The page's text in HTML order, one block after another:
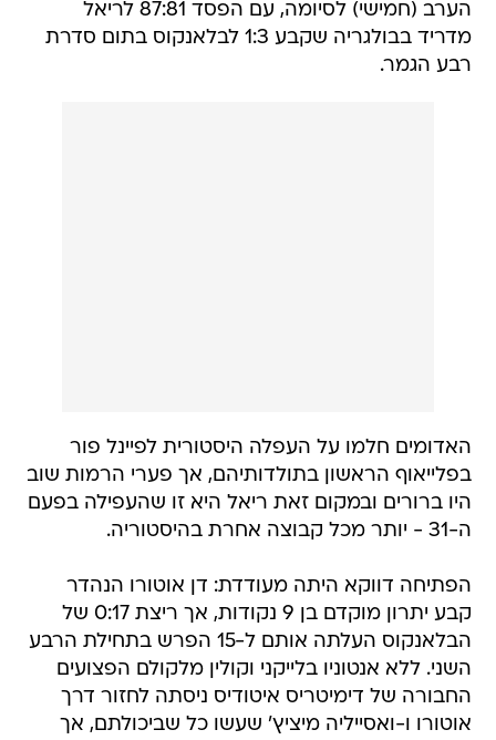
הערב (חמישי) לסיומה, עם הפסד 87:81 לריאל
מדריד בבולגריה שקבע 1:3 לבלאנקוס בתום סדרת
רבע הגמר.
האדומים חלמו על העפלה היסטורית לפיינל פור
בפלייאוף הראשון בתולדותיהם, אך פערי הרמות שוב
היו ברורים ובמקום זאת ריאל היא זו שהעפילה בפעם
ה-31 - יותר מכל קבוצה אחרת בהיסטוריה.
הפתיחה דווקא היתה מעודדת: דן אוטורו הנהדר
קבע יתרון מוקדם בן 9 נקודות, אך ריצת 0:17 של
הבלאנקוס העלתה אותם ל-15 הפרש בתחילת הרבע
השני. ללא אנטוניו בלייקני וקולין מלקולם הפצועים
החבורה של דימיטריס איטודיס ניסתה לחזור דרך
אוטורו ו-ואסייליה מיציץ' שעשו כל שביכולתם, אך